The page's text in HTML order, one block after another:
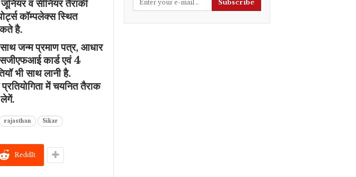
व सीनियर तैराकी
कॉम्पलेक्स स्थित
है.
जन्म प्रमाण पत्र, आधार
कार्ड एवं 4
भी साथ लानी है.
में चयनित तैराक
लेगें.
rajasthan
Sikar
ReddIt
Subscribe